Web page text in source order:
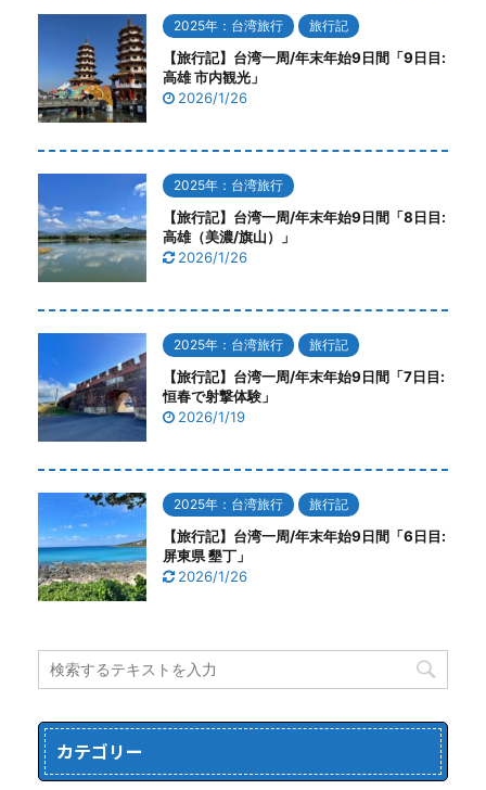
2025年：台湾旅行 旅行記
【旅行記】台湾一周/年末年始9日間「9日目:
高雄 市内観光」
2026/1/26
2025年：台湾旅行
【旅行記】台湾一周/年末年始9日間「8日目:
高雄（美濃/旗山）」
2026/1/26
2025年：台湾旅行 旅行記
【旅行記】台湾一周/年末年始9日間「7日目:
恒春で射撃体験」
2026/1/19
2025年：台湾旅行 旅行記
【旅行記】台湾一周/年末年始9日間「6日目:
屏東県 墾丁」
2026/1/26
カテゴリー